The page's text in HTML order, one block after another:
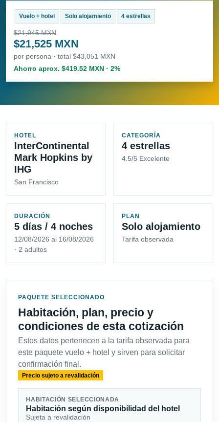
Vuelo + hotel Solo alojamiento 4 estrellas
$21,945 MXN
$21,525 MXN
por persona · total $43,051 MXN
Ahorro aprox. $419.52 MXN · 2%
HOTEL
InterContinental
Mark Hopkins by
IHG
San Francisco
CATEGORÍA
4 estrellas
4.5/5 Excelente
DURACIÓN
5 días / 4 noches
12/08/2026 al 16/08/2026
· 2 adultos
PLAN
Solo alojamiento
Tarifa observada
PAQUETE SELECCIONADO
Habitación, plan, precio y
condiciones de esta cotización
Estos datos pertenecen a la tarifa observada para
este paquete vuelo + hotel y sirven para solicitar
confirmación final.
Precio sujeto a revalidación
HABITACIÓN SELECCIONADA
Habitación según disponibilidad del hotel
Sujeta a revalidación